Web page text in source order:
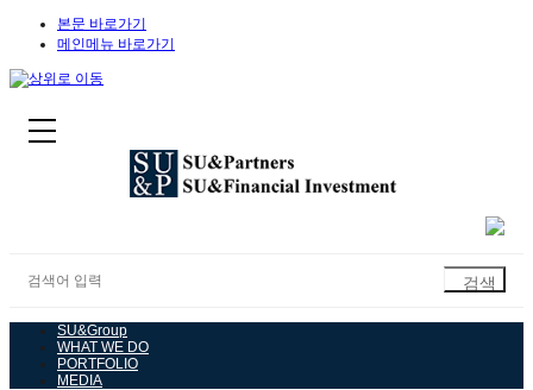
본문 바로가기
메인메뉴 바로가기
SU&Group
WHAT WE DO
PORTFOLIO
MEDIA